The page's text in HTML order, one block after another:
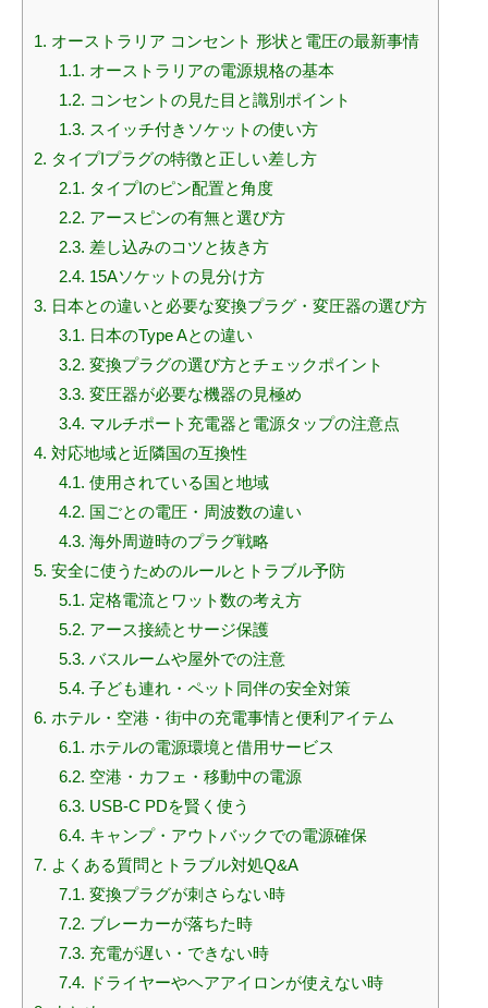
1. オーストラリア コンセント 形状と電圧の最新事情
1.1. オーストラリアの電源規格の基本
1.2. コンセントの見た目と識別ポイント
1.3. スイッチ付きソケットの使い方
2. タイプIプラグの特徴と正しい差し方
2.1. タイプIのピン配置と角度
2.2. アースピンの有無と選び方
2.3. 差し込みのコツと抜き方
2.4. 15Aソケットの見分け方
3. 日本との違いと必要な変換プラグ・変圧器の選び方
3.1. 日本のType Aとの違い
3.2. 変換プラグの選び方とチェックポイント
3.3. 変圧器が必要な機器の見極め
3.4. マルチポート充電器と電源タップの注意点
4. 対応地域と近隣国の互換性
4.1. 使用されている国と地域
4.2. 国ごとの電圧・周波数の違い
4.3. 海外周遊時のプラグ戦略
5. 安全に使うためのルールとトラブル予防
5.1. 定格電流とワット数の考え方
5.2. アース接続とサージ保護
5.3. バスルームや屋外での注意
5.4. 子ども連れ・ペット同伴の安全対策
6. ホテル・空港・街中の充電事情と便利アイテム
6.1. ホテルの電源環境と借用サービス
6.2. 空港・カフェ・移動中の電源
6.3. USB-C PDを賢く使う
6.4. キャンプ・アウトバックでの電源確保
7. よくある質問とトラブル対処Q&A
7.1. 変換プラグが刺さらない時
7.2. ブレーカーが落ちた時
7.3. 充電が遅い・できない時
7.4. ドライヤーやヘアアイロンが使えない時